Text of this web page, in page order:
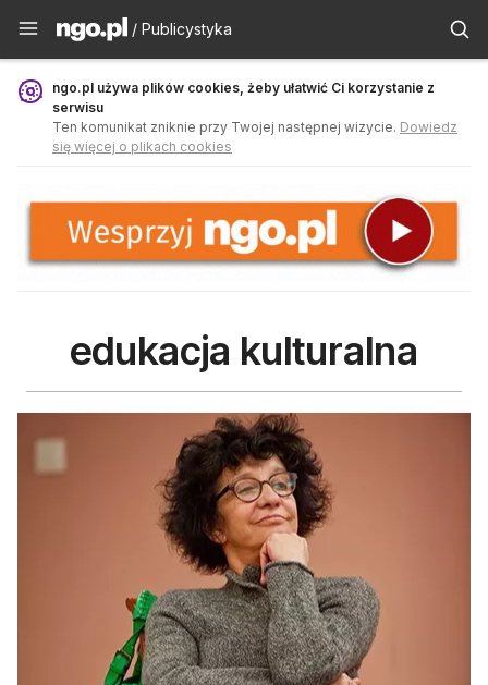
Publicystyka - ngo.pl
/ Publicystyka
ngo.pl używa plików cookies, żeby ułatwić Ci korzystanie z
serwisu
Ten komunikat zniknie przy Twojej następnej wizycie. Dowiedz
się więcej o plikach cookies
edukacja kulturalna